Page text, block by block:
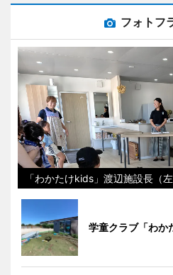
フォトフ
「わかたけkids」渡辺施設長（左
学童クラブ「わ